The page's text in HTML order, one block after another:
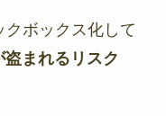
ボックス化して
まれるリスク